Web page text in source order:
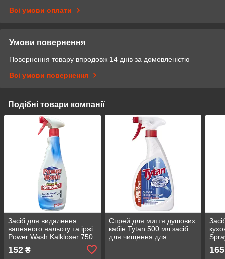
Всі умови оплати
Умови повернення
Повернення товару впродовж 14 днів за домовленістю
Всі умови повернення
Подібні товари компанії
Засіб для видалення
вапняного нальоту та іржі
Power Wash Kalkloser 750
унітазу
152 ₴
Спрей для миття душових
кабін Tytan 500 мл засіб
для чищення для
165